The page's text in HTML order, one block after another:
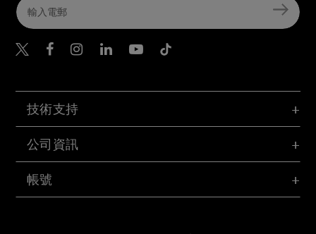
帳號
技術支持
公司資訊
Belkin Twitter
Belkin Hong Kong
Belkin Instagram
Belkin Hong Kong
Belkin Youtube
Belkin TikTok